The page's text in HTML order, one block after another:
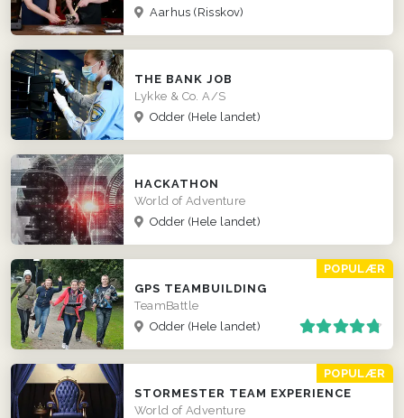
Aarhus (Risskov)
THE BANK JOB
Lykke & Co. A/S
Odder (Hele landet)
HACKATHON
World of Adventure
Odder (Hele landet)
POPULÆR
GPS TEAMBUILDING
TeamBattle
Odder (Hele landet)
POPULÆR
STORMESTER TEAM EXPERIENCE
World of Adventure